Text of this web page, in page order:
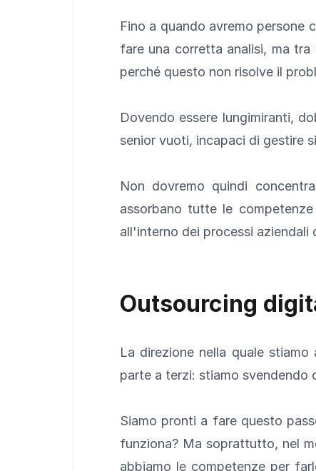
Fino a quando avremo persone
fare una corretta analisi, ma
perché questo non risolve il
Dovendo essere lungimiranti,
senior vuoti, incapaci di gestire
Non dovremo quindi
assorbano tutte le
all'interno dei processi aziendali
Outsourcing
La direzione nella quale
parte a terzi: stiamo svendendo
Siamo pronti a fare questo
funziona? Ma soprattutto, nel
abbiamo le competenze per